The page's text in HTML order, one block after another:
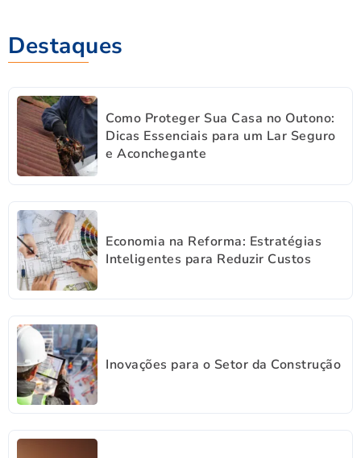
Destaques
Como Proteger Sua Casa no Outono:
Dicas Essenciais para um Lar Seguro
e Aconchegante
Economia na Reforma: Estratégias
Inteligentes para Reduzir Custos
Inovações para o Setor da Construção